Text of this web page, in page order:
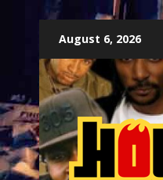
content
August 6, 2026